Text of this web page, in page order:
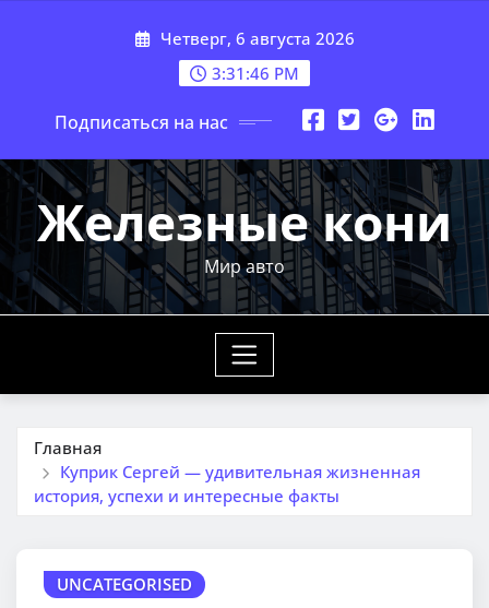
Четверг, 6 августа 2026
3:31:47 PM
Подписаться на нас
Железные кони
Мир авто
Главная
Куприк Сергей — удивительная жизненная
история, успехи и интересные факты
UNCATEGORISED